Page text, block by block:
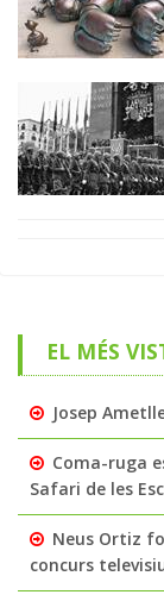
EL MÉS
Josep
Coma-ruga
Safari de les
Neus Ortiz
concurs